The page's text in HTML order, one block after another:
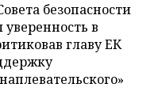
безопасности
в
главу ЕК